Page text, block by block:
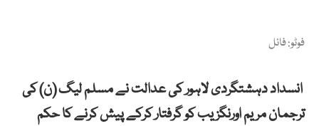
فوٹو: فائل
انسداد دہشتگردی لاہور کی عدالت نے مسلم لیگ (ن) کی
ترجمان مریم اورنگزیب کو گرفتار کرکے پیش کرنے کا حکم